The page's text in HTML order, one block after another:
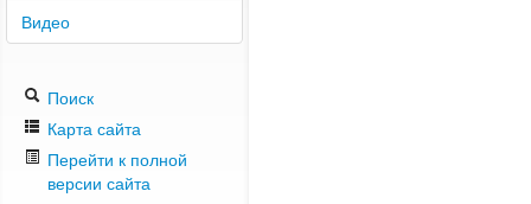
Видео
Поиск
Карта сайта
Перейти к полной
версии сайта